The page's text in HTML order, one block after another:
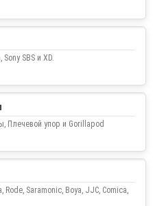
SBS и XD.
Плечевой упор и Gorillapod
Saramonic, Boya, JJC, Comica,